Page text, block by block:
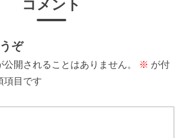
コメント
ぞ
公開されることはありません。 ※ が付
項目です